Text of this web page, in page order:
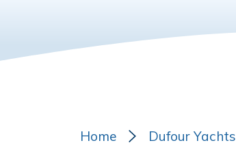
Home Dufour Yachts